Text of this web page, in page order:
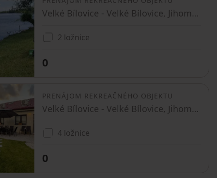
Velké Bílovice - Velké Bílovice, Jihomoravský kraj
2 ložnice
0
PRENÁJOM REKREAČNÉHO OBJEKTU
Velké Bílovice - Velké Bílovice, Jihomoravský kraj
4 ložnice
0